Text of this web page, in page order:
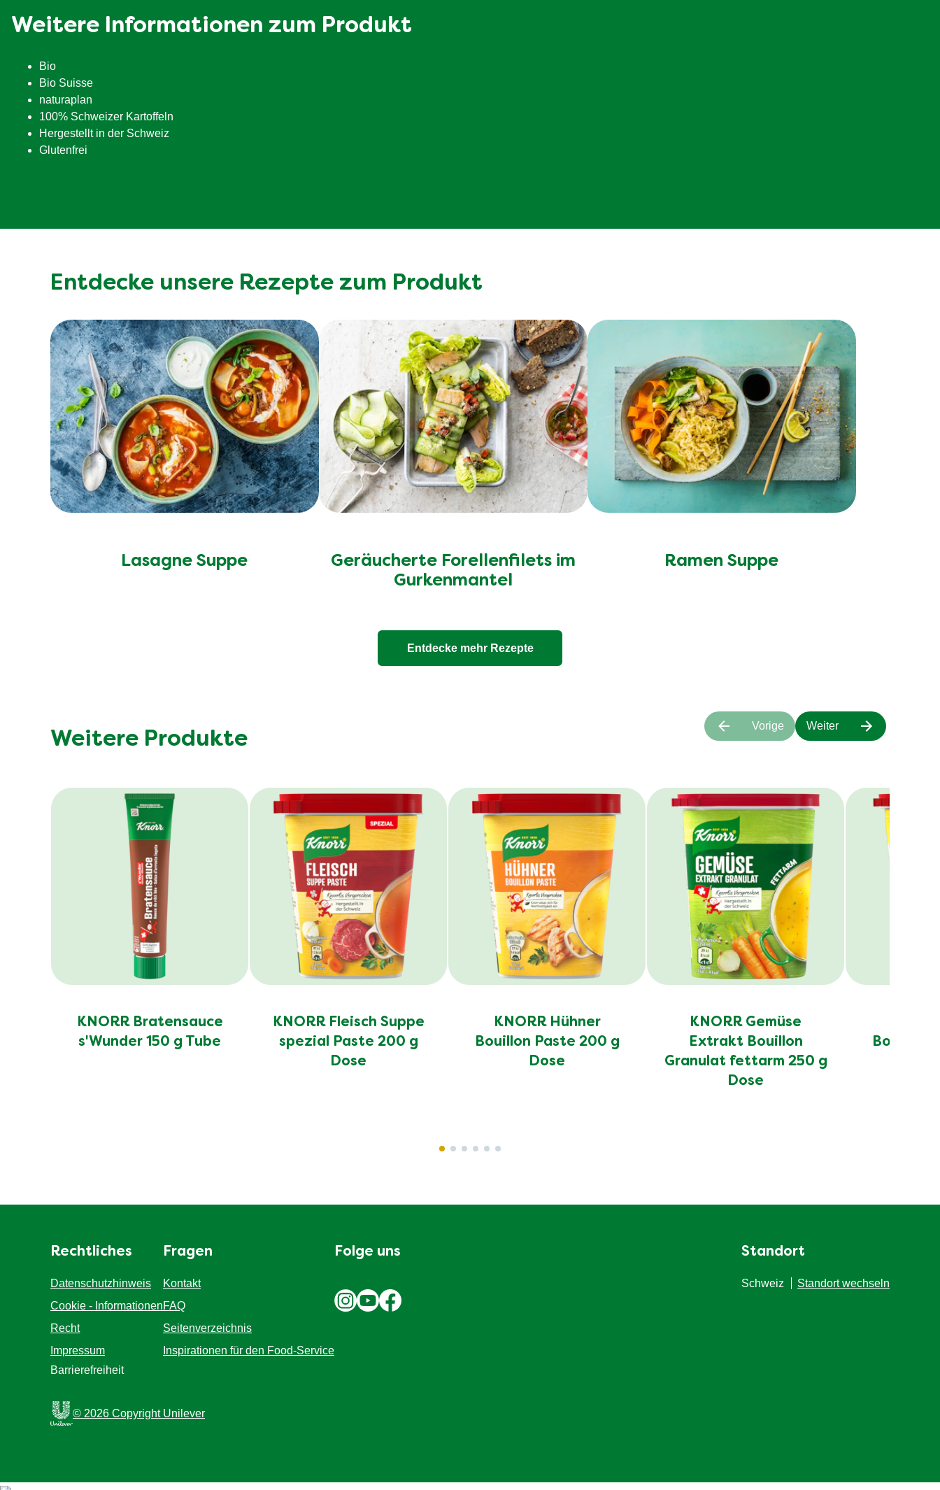
Eiweiß
Weitere Informationen zum Produkt
Bio
Bio Suisse
naturaplan
100% Schweizer Kartoffeln
Hergestellt in der Schweiz
Glutenfrei
Entdecke unsere Rezepte zum Produkt
Lasagne Suppe
Geräucherte Forellenfilets im
Gurkenmantel
Ramen Suppe
Entdecke mehr Rezepte
Weitere Produkte
KNORR Bratensauce
s'Wunder 150 g Tube
KNORR Fleisch Suppe
spezial Paste 200 g
Dose
KNORR Hühner
Bouillon Paste 200 g
Dose
KNORR Gemüse
Extrakt Bouillon
Granulat fettarm 250 g
Dose
Bouillon
Vorige Weiter
Rechtliches
Datenschutzhinweis
Cookie-Einstellungen
Cookie - Informationen
Recht
Impressum
Fragen
Kontakt
FAQ
Seitenverzeichnis
Inspirationen für den Food-Service
Folge uns Standort
Schweiz Standort wechseln